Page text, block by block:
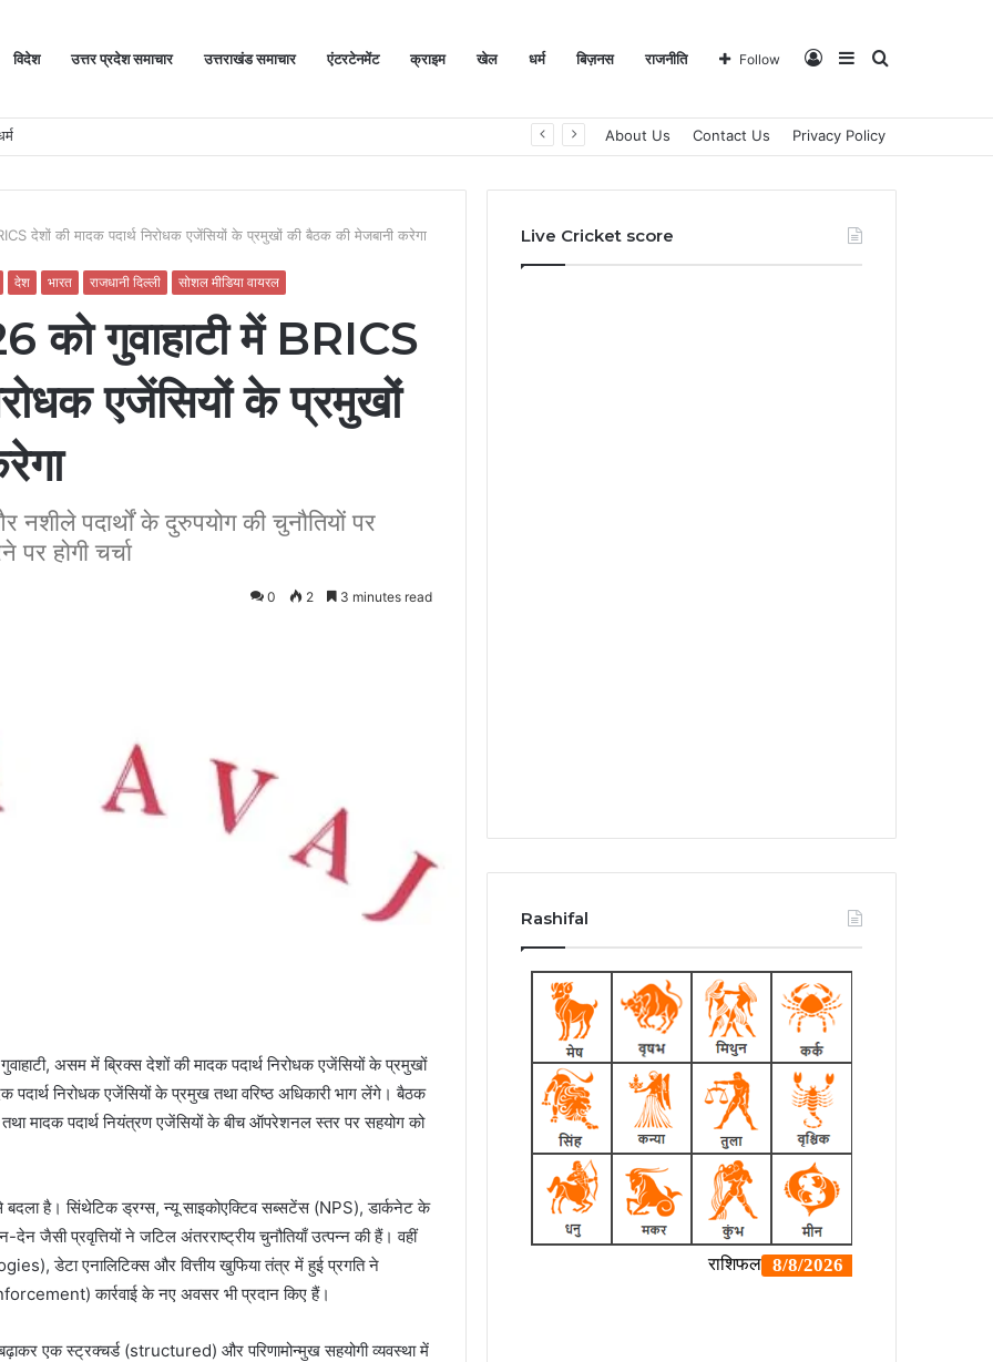
विदेश उत्तर प्रदेश समाचार उत्तराखंड समाचार एंटरटेनमेंट क्राइम खेल धर्म बिज़नस राजनीति Search
Sidebar
Log
Follow
About Us Contact Us Privacy Policy
देशों की मादक पदार्थ निरोधक एजेंसियों के प्रमुखों की बैठक की मेजबानी करेगा
देश भारत राजधानी दिल्ली सोशल मीडिया वायरल
को गुवाहाटी में BRICS
एजेंसियों के प्रमुखों
पदार्थों के दुरुपयोग की चुनौतियों पर
होगी चर्चा
0 2 3 minutes read
असम में ब्रिक्स देशों की मादक पदार्थ निरोधक एजेंसियों के प्रमुखों
निरोधक एजेंसियों के प्रमुख तथा वरिष्ठ अधिकारी भाग लेंगे। बैठक
मादक पदार्थ नियंत्रण एजेंसियों के बीच ऑपरेशनल स्तर पर सहयोग को
बदला है। सिंथेटिक ड्रग्स, न्यू साइकोएक्टिव सब्सटेंस (NPS), डार्कनेट के
देन जैसी प्रवृत्तियों ने जटिल अंतरराष्ट्रीय चुनौतियाँ उत्पन्न की हैं। वहीं
डेटा एनालिटिक्स और वित्तीय खुफिया तंत्र में हुई प्रगति ने
कार्रवाई के नए अवसर भी प्रदान किए हैं।
एक स्ट्रक्चर्ड (structured) और परिणामोन्मुख सहयोगी व्यवस्था में
Live Cricket score
Rashifal